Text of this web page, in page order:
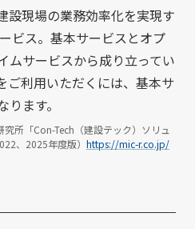
設現場の業務効率化を実現す
ビス。基本サービスとオプ
ムサービスから成り立ってい
ご利用いただくには、基本サ
ます。
所「Con-Tech（建設テック）ソリュ
、2025年度版） https://mic-r.co.jp/